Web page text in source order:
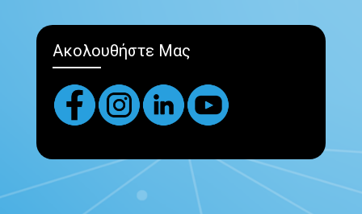
Ακολουθήστε Μας